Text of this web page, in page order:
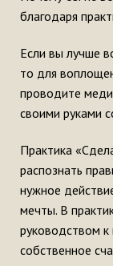
благодаря
Если вы лучше
то для
проводите
своими руками
Практика
распознать
нужное
мечты. В
руководством
собственное